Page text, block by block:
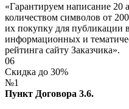
«Гарантируем написание 20
количеством символов от
их покупку для публикации
информационных и
рейтинга сайту Заказчика».
06
Скидка до 30%
№1
Пункт Договора 3.6.